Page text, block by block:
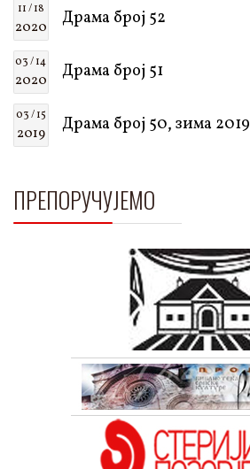
11 / 18
2020 Драма број 52
03 / 14
2020 Драма број 51
03 / 15
2019 Драма број 50, зима 2019
ПРЕПОРУЧУЈЕМО